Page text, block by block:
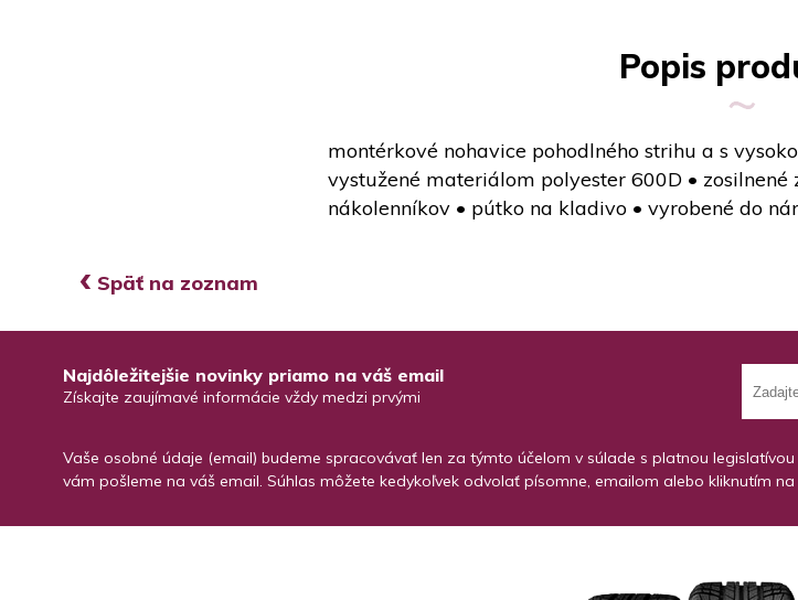
Popis
montérkové nohavice pohodlného strihu a s
vystužené materiálom polyester 600D •
nákolenníkov • pútko na kladivo • vyrobené do
‹ Späť na zoznam
Najdôležitejšie novinky priamo na váš email
Získajte zaujímavé informácie vždy medzi prvými
Vaše osobné údaje (email) budeme spracovávať len za týmto účelom v súlade s platnou
vám pošleme na váš email. Súhlas môžete kedykoľvek odvolať písomne, emailom alebo kliknutím